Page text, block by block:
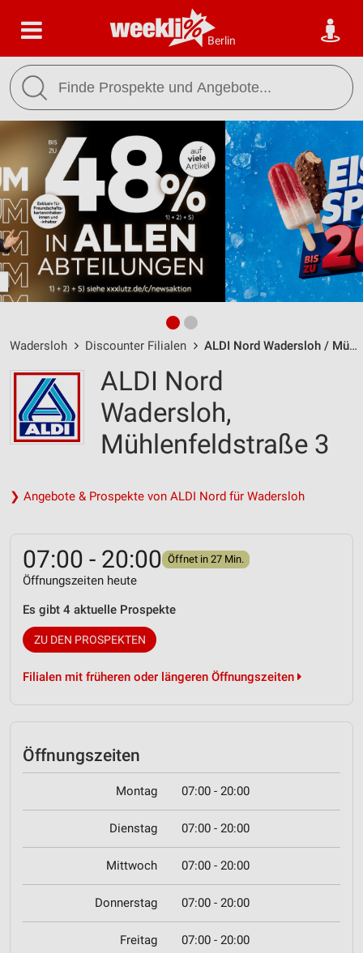
Berlin
Wadersloh Discounter Filialen ALDI Nord Wadersloh / Mühlenfeldstraße 3 - Öffnungszeiten & Adresse
ALDI Nord
Wadersloh,
Mühlenfeldstraße 3
❯ Angebote & Prospekte von ALDI Nord für Wadersloh
07:00 - 20:00 Öffnet in 27 Min.
Öffnungszeiten heute
Es gibt 4 aktuelle Prospekte
ZU DEN PROSPEKTEN
Filialen mit früheren oder längeren Öffnungszeiten
Öffnungszeiten
Montag 07:00 - 20:00
Dienstag 07:00 - 20:00
Mittwoch 07:00 - 20:00
Donnerstag 07:00 - 20:00
Freitag 07:00 - 20:00